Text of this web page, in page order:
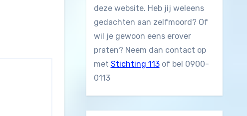
deze website. Heb jij weleens
gedachten aan zelfmoord? Of
wil je gewoon eens erover
praten? Neem dan contact op
met Stichting 113of bel 0900-
0113